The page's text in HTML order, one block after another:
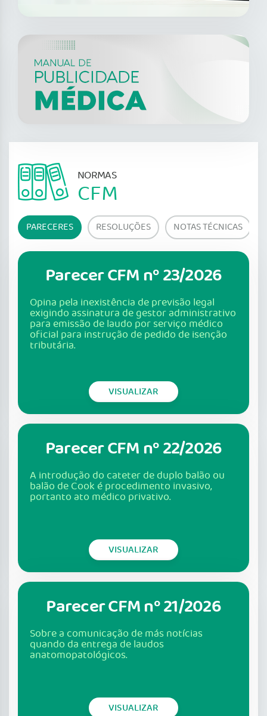
NORMAS
CFM
PARECERES RESOLUÇÕES NOTAS TÉCNICAS
Parecer CFM nº 23/2026
Opina pela inexistência de previsão legal
exigindo assinatura de gestor administrativo
para emissão de laudo por serviço médico
oficial para instrução de pedido de isenção
tributária.
VISUALIZAR
Parecer CFM nº 22/2026
A introdução do cateter de duplo balão ou
balão de Cook é procedimento invasivo,
portanto ato médico privativo.
VISUALIZAR
Parecer CFM nº 21/2026
Sobre a comunicação de más notícias
quando da entrega de laudos
anatomopatológicos.
VISUALIZAR